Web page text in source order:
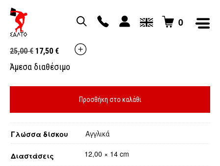
0
AEROBIC POWER MIX [2 CD]
25,00€ Original
price
25,00 €.
17,50 €Η
τρέχουσα
τιμή
είναι:
17,50 €.
Άμεσα διαθέσιμο
Προσθήκη στο καλάθι
Διαστάσεις 12,00 × 14 cm
Γλώσσα δίσκου Αγγλικά